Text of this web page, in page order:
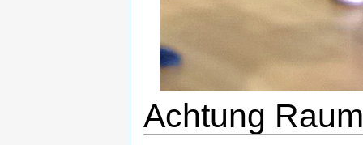
Achtung